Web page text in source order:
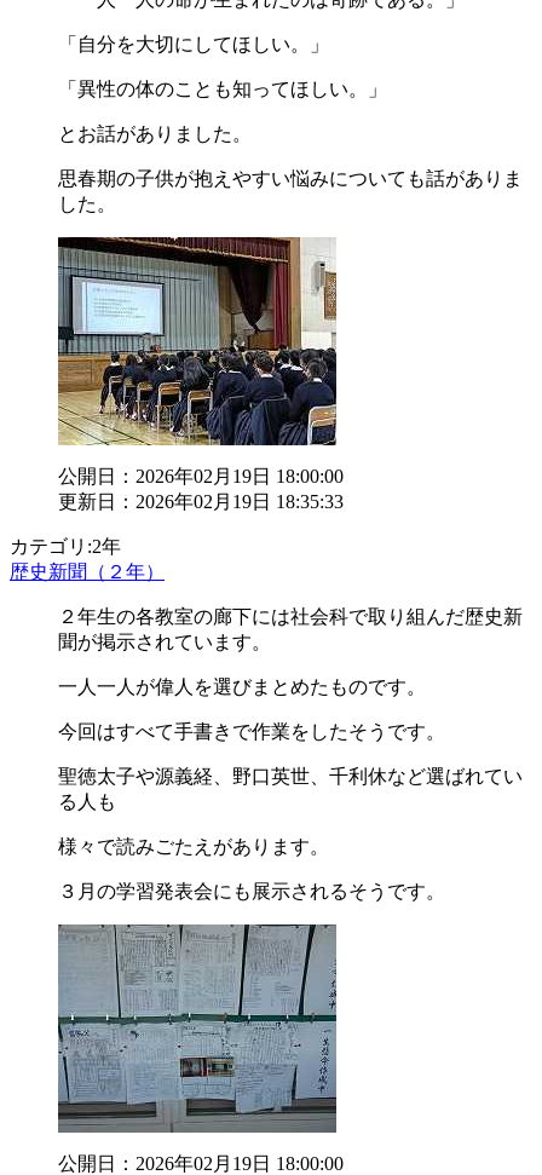
「自分を大切にしてほしい。」
「異性の体のことも知ってほしい。」
とお話がありました。
思春期の子供が抱えやすい悩みについても話がありま
した。
公開日：2026年02月19日 18:00:00
更新日：2026年02月19日 18:35:33
カテゴリ:2年
歴史新聞（２年）
２年生の各教室の廊下には社会科で取り組んだ歴史新
聞が掲示されています。
一人一人が偉人を選びまとめたものです。
今回はすべて手書きで作業をしたそうです。
聖徳太子や源義経、野口英世、千利休など選ばれてい
る人も
様々で読みごたえがあります。
３月の学習発表会にも展示されるそうです。
公開日：2026年02月19日 18:00:00